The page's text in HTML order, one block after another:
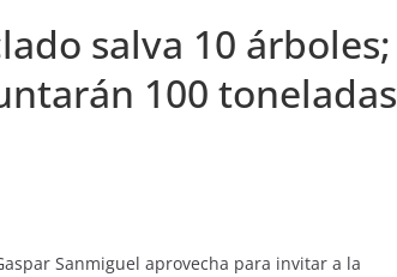
salva 10 árboles;
100 toneladas
Sanmiguel aprovecha para invitar a la